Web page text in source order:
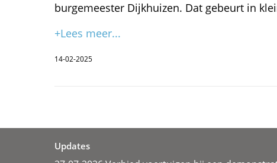
burgemeester Dijkhuizen. Dat gebeurt in
+Lees meer...
14-02-2025
Updates